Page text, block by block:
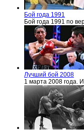
Бой года 1991
Бой года 1991 по
Лучший бой 2008
1 марта 2008 года.